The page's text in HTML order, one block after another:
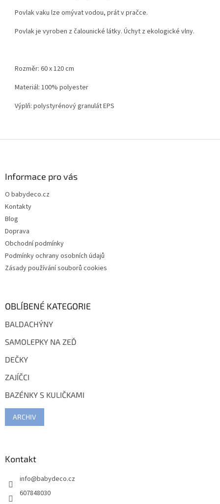
Povlak vaku lze omývat vodou, prát v pračce.
Povlak je vyroben z čalounické látky. Úchyt z ekologické vlny.
Rozměr: 60 x 120 cm
Materiál: 100% polyester
Výplň: polystyrénový granulát EPS
Informace pro vás
O babydeco.cz
Kontakty
Blog
Doprava
Obchodní podmínky
Podmínky ochrany osobních údajů
Zásady používání souborů cookies
OBLÍBENÉ KATEGORIE
BALDACHÝNY
SAMOLEPKY NA ZEĎ
DEČKY
ZAJÍČCI
BAZÉNKY S KULIČKAMI
ARCHIV
Kontakt
info@babydeco.cz
607848030